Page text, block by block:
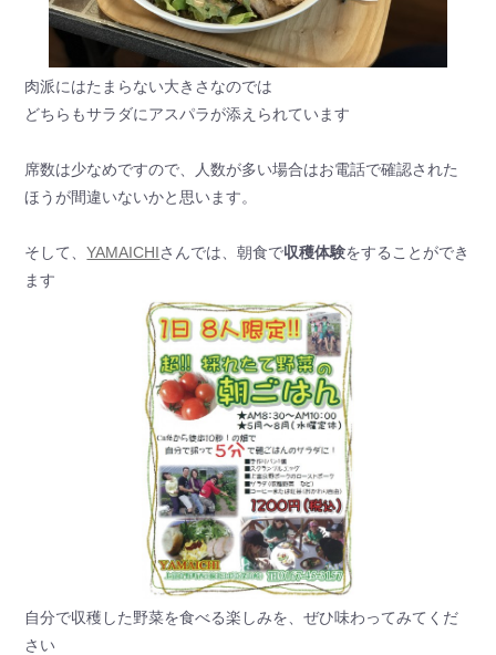
肉派にはたまらない大きさなのでは
どちらもサラダにアスパラが添えられています
席数は少なめですので、人数が多い場合はお電話で確認された
ほうが間違いないかと思います。
そして、YAMAICHIさんでは、朝食で収穫体験をすることができ
ます
自分で収穫した野菜を食べる楽しみを、ぜひ味わってみてくだ
さい